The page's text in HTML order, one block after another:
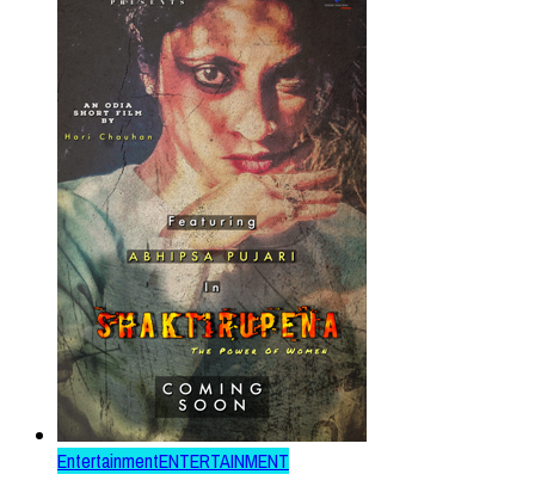
EntertainmentENTERTAINMENT